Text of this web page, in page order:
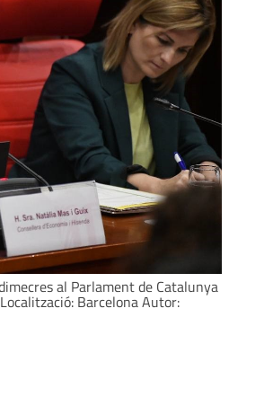
al Parlament de Catalunya
Barcelona Autor: